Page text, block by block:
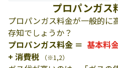
プロパンガス
プロパンガス料金が一般的に
存知でしょうか？
プロパンガス料金 ＝ 基本料
+ 消費税
（※1,2）